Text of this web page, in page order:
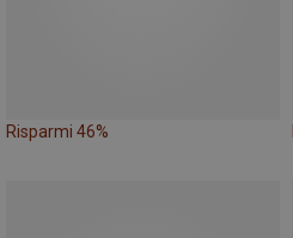
Risparmi 46%